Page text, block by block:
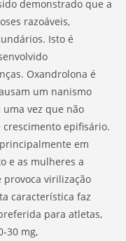
demonstrado que a
razoáveis,
Isto é
Oxandrolona é
um nanismo
vez que não
epifisário.
em
e as mulheres a
provoca virilização
característica faz
para atletas,
30 mg,